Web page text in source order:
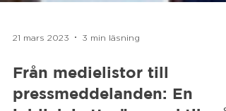
Från medielistor till